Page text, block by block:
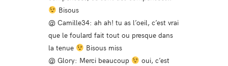
Bisous
@ Camille34: ah ah! tu as l’oeil, c’est vrai
que le foulard fait tout ou presque dans
la tenue
Bisous miss
@ Glory: Merci beaucoup
oui, c’est